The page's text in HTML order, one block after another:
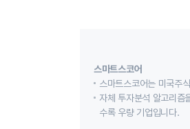
스마트스코어
스마트스코어는 미국주
자체 투자분석 알고리즘
수록 우량 기업입니다.